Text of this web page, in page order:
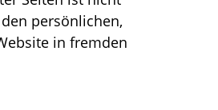
persönlichen,
in fremden